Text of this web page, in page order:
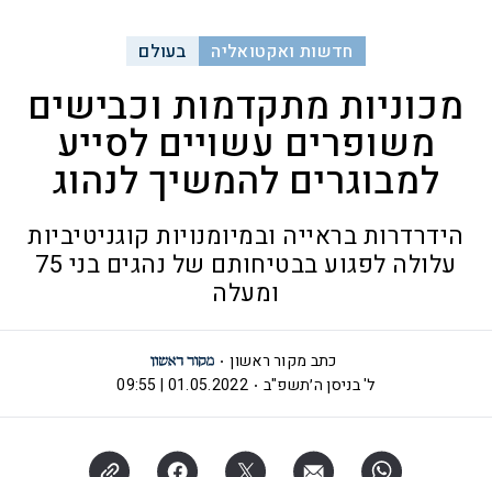
חדשות ואקטואליה בעולם
מכוניות מתקדמות וכבישים
משופרים עשויים לסייע
למבוגרים להמשיך לנהוג
הידרדרות בראייה ובמיומנויות קוגניטיביות
עלולה לפגוע בבטיחותם של נהגים בני 75
ומעלה
כתב מקור ראשון
ל' בניסן ה׳תשפ"ב
01.05.2022 | 09:55